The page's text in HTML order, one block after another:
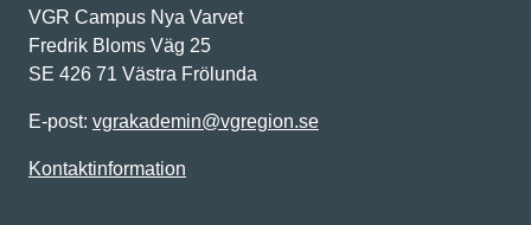
VGR Campus Nya Varvet
Fredrik Bloms Väg 25
SE 426 71 Västra Frölunda
E-post: vgrakademin@vgregion.se
Kontaktinformation